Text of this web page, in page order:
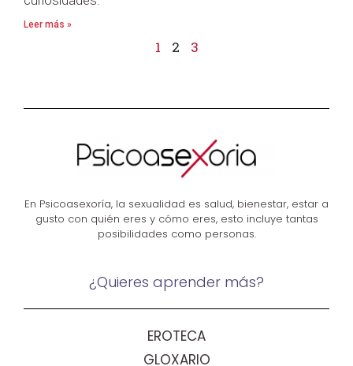
Leer más »
1 2 3
En Psicoasexoría, la sexualidad es salud, bienestar, estar a
gusto con quién eres y cómo eres, esto incluye tantas
posibilidades como personas.
¿Quieres aprender más?
EROTECA
GLOXARIO